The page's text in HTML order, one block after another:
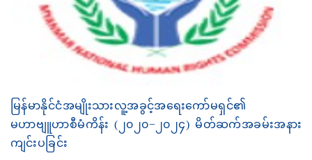
မြန်မာနိုင်ငံအမျိုးသားလူ့အခွင့်အရေးကော်မရှင်၏
မဟာဗျူဟာစီမံကိန်း (၂၀၂၀−၂၀၂၄) မိတ်ဆက်အခမ်းအနား
ကျင်းပခြင်း